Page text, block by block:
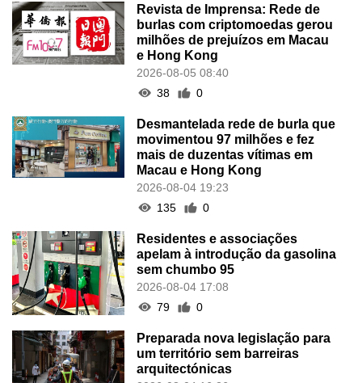
Revista de Imprensa: Rede de
burlas com criptomoedas gerou
milhões de prejuízos em Macau
e Hong Kong
2026-08-05 08:40
38
0
Desmantelada rede de burla que
movimentou 97 milhões e fez
mais de duzentas vítimas em
Macau e Hong Kong
2026-08-04 19:23
135
0
Residentes e associações
apelam à introdução da gasolina
sem chumbo 95
2026-08-04 17:08
79
0
Preparada nova legislação para
um território sem barreiras
arquitectónicas